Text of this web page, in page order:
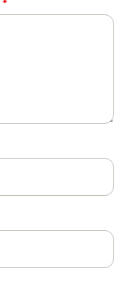
*